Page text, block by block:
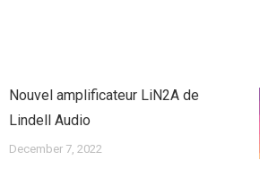
Nouvel amplificateur LiN2A de
Lindell Audio
December 7, 2022